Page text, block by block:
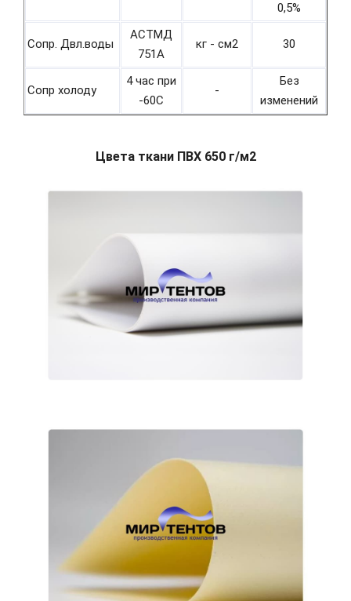
0,5%
Сопр. Двл.воды
АСТМД
751А
кг - см2 30
Сопр холоду
4 час при
-60С
-
Без
изменений
Цвета ткани ПВХ 650 г/м2